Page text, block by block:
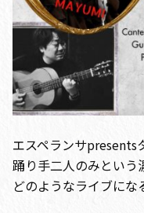
エスペランサpresents
踊り手二人のみという
どのようなライブにな